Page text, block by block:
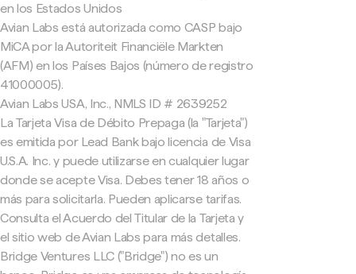
en los Estados Unidos
Avian Labs está autorizada como CASP bajo
MiCA por la Autoriteit Financiële Markten
(AFM) en los Países Bajos (número de registro
41000005).
Avian Labs USA, Inc., NMLS ID # 2639252
La Tarjeta Visa de Débito Prepaga (la "Tarjeta")
es emitida por Lead Bank bajo licencia de Visa
U.S.A. Inc. y puede utilizarse en cualquier lugar
donde se acepte Visa. Debes tener 18 años o
más para solicitarla. Pueden aplicarse tarifas.
Consulta el Acuerdo del Titular de la Tarjeta y
el sitio web de Avian Labs para más detalles.
Bridge Ventures LLC ("Bridge") no es un